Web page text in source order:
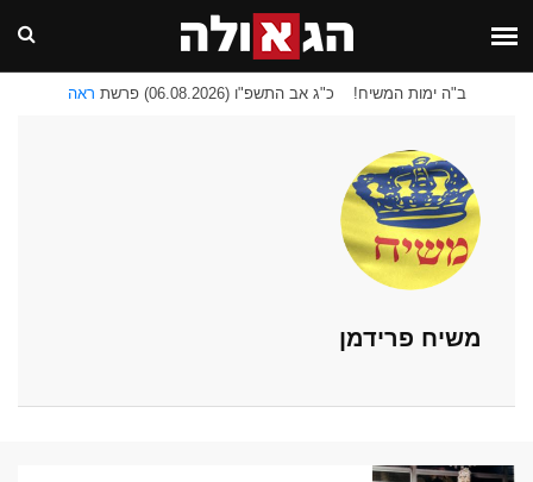
ב"ה ימות המשיח! כ"ג אב התשפ"ו (06.08.2026) פרשת ראה
משיח פרידמן